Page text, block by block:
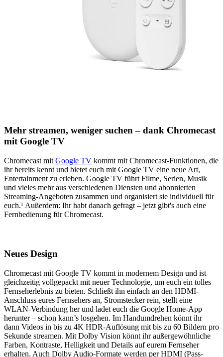
Mehr streamen, weniger suchen – dank Chromecast
mit Google TV
Chromecast mit Google TV kommt mit Chromecast-Funktionen, die
ihr bereits kennt und bietet euch mit Google TV eine neue Art,
Entertainment zu erleben. Google TV führt Filme, Serien, Musik
und vieles mehr aus verschiedenen Diensten und abonnierten
Streaming-Angeboten zusammen und organisiert sie individuell für
euch.¹ Außerdem: Ihr habt danach gefragt – jetzt gibt's auch eine
Fernbedienung für Chromecast.
Neues Design
Chromecast mit Google TV kommt in modernem Design und ist
gleichzeitig vollgepackt mit neuer Technologie, um euch ein tolles
Fernseherlebnis zu bieten. Schließt ihn einfach an den HDMI-
Anschluss eures Fernsehers an, Stromstecker rein, stellt eine
WLAN-Verbindung her und ladet euch die Google Home-App
herunter – schon kann’s losgehen. Im Handumdrehen könnt ihr
dann Videos in bis zu 4K HDR-Auflösung mit bis zu 60 Bildern pro
Sekunde streamen. Mit Dolby Vision könnt ihr außergewöhnliche
Farben, Kontraste, Helligkeit und Details auf eurem Fernseher
erhalten. Auch Dolby Audio-Formate werden per HDMI (Pass-